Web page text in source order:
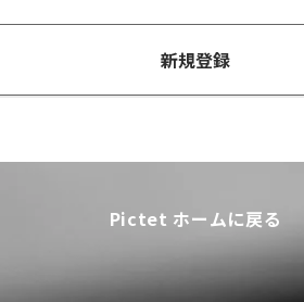
新規登録
Pictet ホームに戻る